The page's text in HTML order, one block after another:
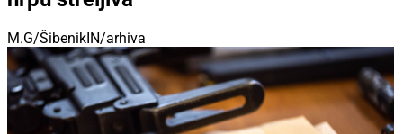
M.G/ŠibenikIN/arhiva